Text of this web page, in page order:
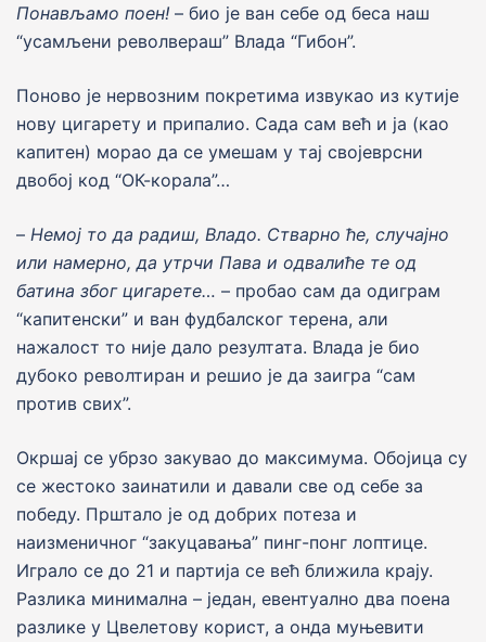
Понављамо поен! – био jе ван себе од беса наш
“усамљени револвераш” Влада “Гибон”.
Поново jе нервозним покретима извукао из кутиjе
нову цигарету и припалио. Сада сам већ и jа (као
капитен) морао да се умешам у тај своjеврсни
двобоj код “ОК-корала”…
– Немоj то да радиш, Владо. Стварно ће, случаjно
или намерно, да утрчи Пава и одвалиће те од
батина због цигарете… – пробао сам да одиграм
“капитенски” и ван фудбалског терена, али
нажалост то ниjе дало резултата. Влада jе био
дубоко револтиран и решио jе да заигра “сам
против свих”.
Окршаj се убрзо закувао до максимума. Обоjица су
се жестоко заинатили и давали све од себе за
победу. Прштало jе од добрих потеза и
наизменичног “закуцавања” пинг-понг лоптице.
Играло се до 21 и партија се већ ближила крају.
Разлика минимална – један, евентуално два поена
разлике у Цвелетову корист, а онда муњевити